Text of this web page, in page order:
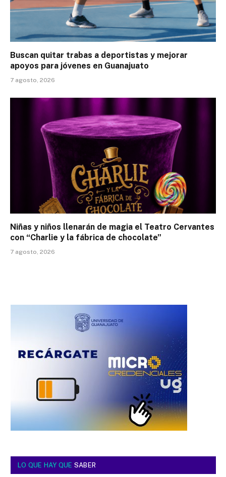
Buscan quitar trabas a deportistas y mejorar
apoyos para jóvenes en Guanajuato
7 agosto, 2026
Niñas y niños llenarán de magia el Teatro Cervantes
con “Charlie y la fábrica de chocolate”
7 agosto, 2026
LO QUE HAY QUE SABER